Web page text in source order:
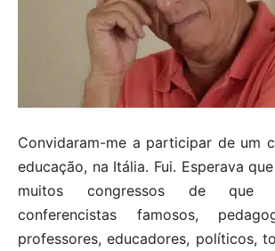
Convidaram-me a participar de um
educação, na Itália. Fui. Esperava
muitos congressos de que
conferencistas famosos,
professores, educadores, políticos,